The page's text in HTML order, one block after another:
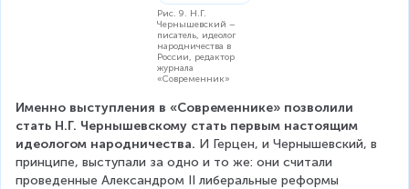
Рис. 9. Н.Г.
Чернышевский –
писатель, идеолог
народничества в
России, редактор
журнала
«Современник»
Именно выступления в «Современнике» позволили
стать Н.Г. Чернышевскому стать первым настоящим
идеологом народничества. И Герцен, и Чернышевский, в
принципе, выступали за одно и то же: они считали
проведенные Александром II либеральные реформы